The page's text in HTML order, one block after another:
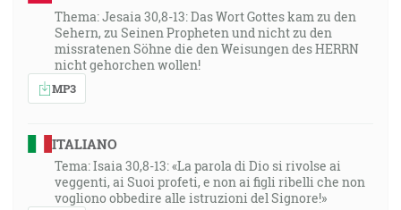
Thema: Jesaia 30,8-13: Das Wort Gottes kam zu den
Sehern, zu Seinen Propheten und nicht zu den
missratenen Söhne die den Weisungen des HERRN
nicht gehorchen wollen!
MP3
ITALIANO
Tema: Isaia 30,8-13: «La parola di Dio si rivolse ai
veggenti, ai Suoi profeti, e non ai figli ribelli che non
vogliono obbedire alle istruzioni del Signore!»